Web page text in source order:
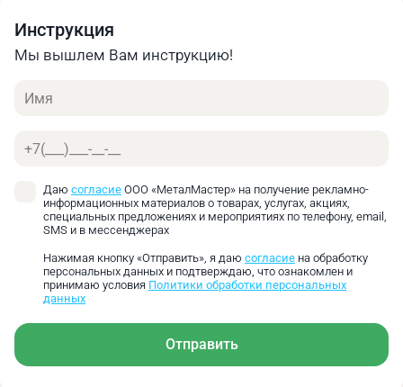
потенциал станочного оборудования.
Технические характеристики:
Конус
Морзе
L,
мм
L1,
мм
d,
мм
D,
мм
D1,
мм
d1,
мм
Макс.
MТ6
362 68,5 75 125 63,348 40
Основные преимущества:
Инструкция
Мы вышлем Вам инструкцию!
Имя
Телефон
Даю согласие ООО «МеталМастер» на получение рекламно-
информационных материалов о товарах, услугах, акциях,
специальных предложениях и мероприятиях по телефону, email,
SMS и в мессенджерах
Нажимая кнопку «Отправить», я даю согласие на обработку
персональных данных и подтверждаю, что ознакомлен и
принимаю условия Политики обработки персональных
данных
Отправить